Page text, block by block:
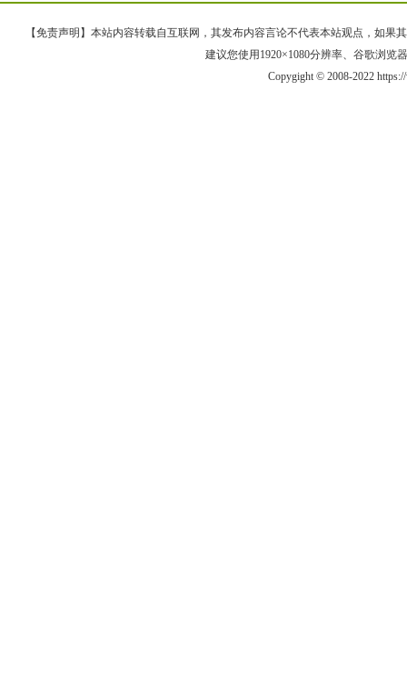
【免责声明】本站内容转载自互联网，其发布内容言论不代表本站观点，如果
建议您使用1920×1080分辨率、谷歌浏览
Copygight © 2008-2022